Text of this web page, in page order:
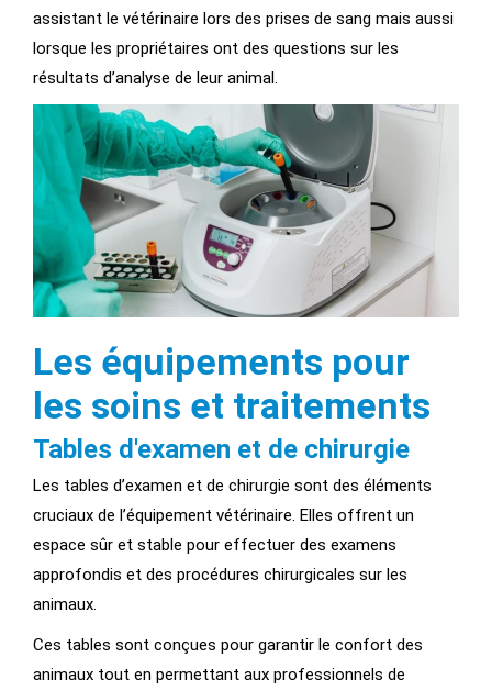
assistant le vétérinaire lors des prises de sang mais aussi
lorsque les propriétaires ont des questions sur les
résultats d’analyse de leur animal.
Les équipements pour
les soins et traitements
Tables d'examen et de chirurgie
Les tables d’examen et de chirurgie sont des éléments
cruciaux de l’équipement vétérinaire. Elles offrent un
espace sûr et stable pour effectuer des examens
approfondis et des procédures chirurgicales sur les
animaux.
Ces tables sont conçues pour garantir le confort des
animaux tout en permettant aux professionnels de